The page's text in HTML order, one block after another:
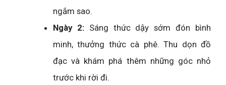
ngắm sao.
Ngày 2:Sáng thức dậy sớm đón bình
minh, thưởng thức cà phê. Thu dọn đồ
đạc và khám phá thêm những góc nhỏ
trước khi rời đi.